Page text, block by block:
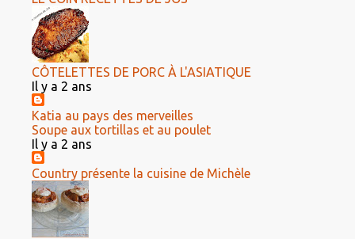
CÔTELETTES DE PORC À L'ASIATIQUE
Il y a 2 ans
Katia au pays des merveilles
Soupe aux tortillas et au poulet
Il y a 2 ans
Country présente la cuisine de Michèle